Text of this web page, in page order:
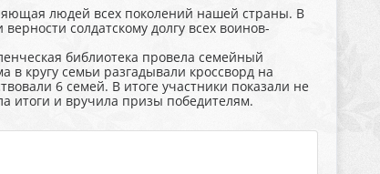
людей всех поколений нашей страны. В
солдатскому долгу всех воинов-
библиотека провела семейный
кругу семьи разгадывали кроссворд на
6 семей. В итоге участники показали не
итоги и вручила призы победителям.